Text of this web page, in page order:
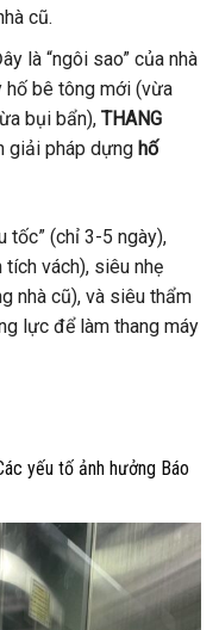
cũ.
là “ngôi sao” của nhà
hố bê tông mới (vừa
bụi bẩn), THANG
giải pháp dựng hố
tốc” (chỉ 3-5 ngày),
vách), siêu nhẹ
nhà cũ), và siêu thẩm
lực để làm thang máy
yếu tố ảnh hưởng Báo